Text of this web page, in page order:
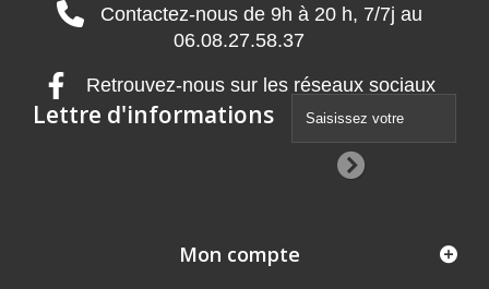
Contactez-nous de 9h à 20 h, 7/7j au
06.08.27.58.37
Retrouvez-nous sur les réseaux sociaux
Lettre d'informations
Mon compte